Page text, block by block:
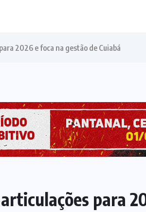
2026 e foca na gestão de Cuiabá
para